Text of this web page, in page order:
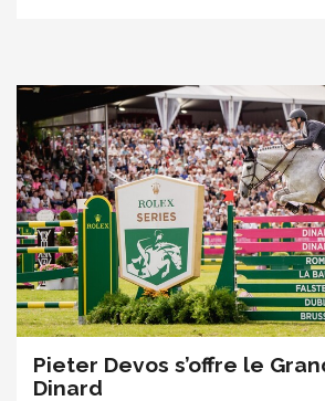
Pieter Devos s’offre le
Dinard